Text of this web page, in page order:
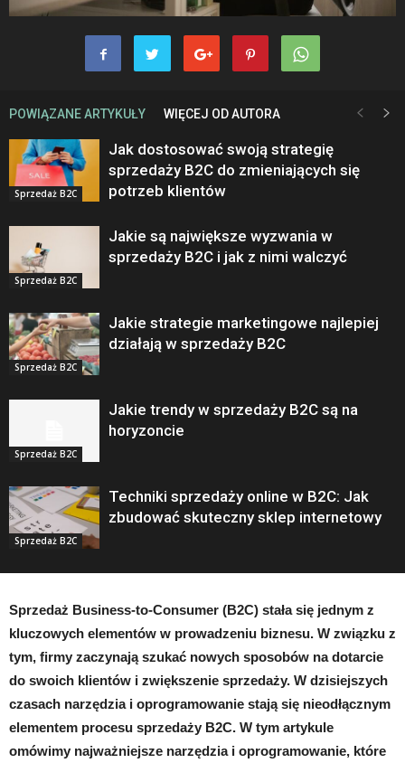
POWIĄZANE ARTYKUŁY WIĘCEJ OD AUTORA
Sprzedaż B2C
Jak dostosować swoją strategię
sprzedaży B2C do zmieniających się
potrzeb klientów
Sprzedaż B2C
Jakie są największe wyzwania w
sprzedaży B2C i jak z nimi walczyć
Sprzedaż B2C
Jakie strategie marketingowe najlepiej
działają w sprzedaży B2C
Sprzedaż B2C
Jakie trendy w sprzedaży B2C są na
horyzoncie
Sprzedaż B2C
Techniki sprzedaży online w B2C: Jak
zbudować skuteczny sklep internetowy
Sprzedaż Business-to-Consumer (B2C) stała się jednym z
kluczowych elementów w prowadzeniu biznesu. W związku z
tym, firmy zaczynają szukać nowych sposobów na dotarcie
do swoich klientów i zwiększenie sprzedaży. W dzisiejszych
czasach narzędzia i oprogramowanie stają się nieodłącznym
elementem procesu sprzedaży B2C. W tym artykule
omówimy najważniejsze narzędzia i oprogramowanie, które